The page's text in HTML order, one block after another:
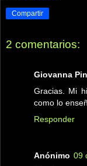
Compartir
2 comentarios:
Giovanna
Gracias. Mi
como lo
Responder
Anónimo 09